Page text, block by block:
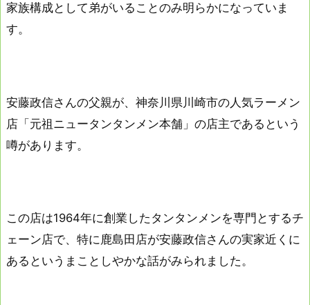
家族構成として弟がいることのみ明らかになっていま
す。
安藤政信さんの父親が、神奈川県川崎市の人気ラーメン
店「元祖ニュータンタンメン本舗」の店主であるという
噂があります。
この店は1964年に創業したタンタンメンを専門とするチ
ェーン店で、特に鹿島田店が安藤政信さんの実家近くに
あるというまことしやかな話がみられました。